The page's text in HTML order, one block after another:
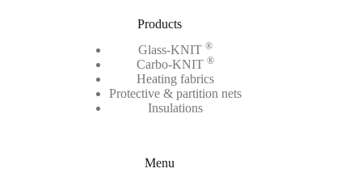
Products
Glass-KNIT®
Carbo-KNIT®
Heating fabrics
Protective & partition nets
Insulations
Menu